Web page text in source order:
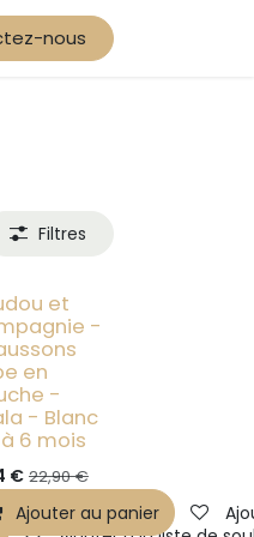
nous
Filtres
et
-
en
-
- Blanc
6 mois
€ 22,90€
Ajouter au panier